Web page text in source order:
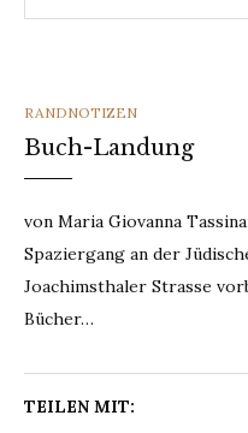
CATEGORIES
RANDNOTIZEN
Buch-Landung
von Maria Giovanna
Spaziergang an der
Joachimsthaler Strasse
Bücher…
TEILEN MIT: